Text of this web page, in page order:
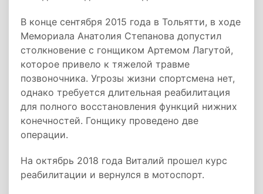
В конце сентября 2015 года в Тольятти, в ходе
Мемориала Анатолия Степанова допустил
столкновение с гонщиком Артемом Лагутой,
которое привело к тяжелой травме
позвоночника. Угрозы жизни спортсмена нет,
однако требуется длительная реабилитация
для полного восстановления функций нижних
конечностей. Гонщику проведено две
операции.
На октябрь 2018 года Виталий прошел курс
реабилитации и вернулся в мотоспорт.